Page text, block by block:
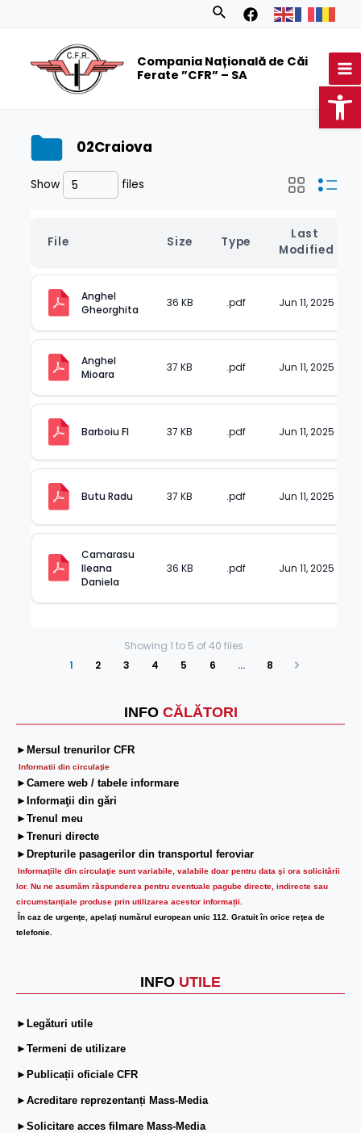
Search
Compania Națională de Căi
Ferate ”CFR” – SA
INFO CĂLĂTORI
►Mersul trenurilor CFR
Informatii din circulaţie
►Camere web / tabele informare
►Informaţii din gări
►Trenul meu
►Trenuri directe
►Drepturile pasagerilor din transportul feroviar
Informaţiile din circulaţie sunt variabile, valabile doar pentru data şi ora solicitării
lor. Nu ne asumăm răspunderea pentru eventuale pagube directe, indirecte sau
circumstanțiale produse prin utilizarea acestor informații.
În caz de urgenţe, apelaţi numărul european unic 112. Gratuit în orice reţea de
telefonie.
INFO UTILE
►Legături utile
►Termeni de utilizare
►Publicații oficiale CFR
►Acreditare reprezentanți Mass-Media
►Solicitare acces filmare Mass-Media
02Craiova
Show files
File Size Type
Last
Modified
Anghel
Gheorghita
36 KB .pdf Jun 11, 2025
Anghel
Mioara
37 KB .pdf Jun 11, 2025
Barboiu Fl 37 KB .pdf Jun 11, 2025
Butu Radu 37 KB .pdf Jun 11, 2025
Camarasu
Ileana
Daniela
36 KB .pdf Jun 11, 2025
Showing 1 to 5 of40 files
1
2 3 4 5 6 … 8
Next